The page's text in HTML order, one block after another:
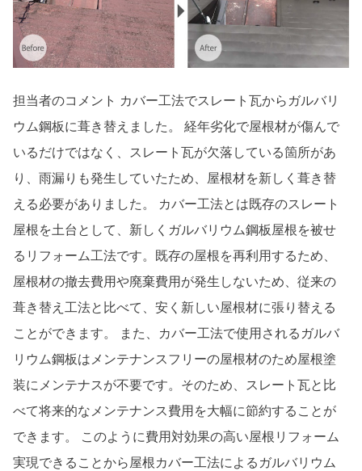
担当者のコメント カバー工法でスレート瓦からガルバリ
ウム鋼板に葺き替えました。 経年劣化で屋根材が傷んで
いるだけではなく、スレート瓦が欠落している箇所があ
り、雨漏りも発生していたため、屋根材を新しく葺き替
える必要がありました。 カバー工法とは既存のスレート
屋根を土台として、新しくガルバリウム鋼板屋根を被せ
るリフォーム工法です。既存の屋根を再利用するため、
屋根材の撤去費用や廃棄費用が発生しないため、従来の
葺き替え工法と比べて、安く新しい屋根材に張り替える
ことができます。 また、カバー工法で使用されるガルバ
リウム鋼板はメンテナンスフリーの屋根材のため屋根塗
装にメンテナスが不要です。そのため、スレート瓦と比
べて将来的なメンテナンス費用を大幅に節約することが
できます。 このように費用対効果の高い屋根リフォーム
実現できることから屋根カバー工法によるガルバリウム